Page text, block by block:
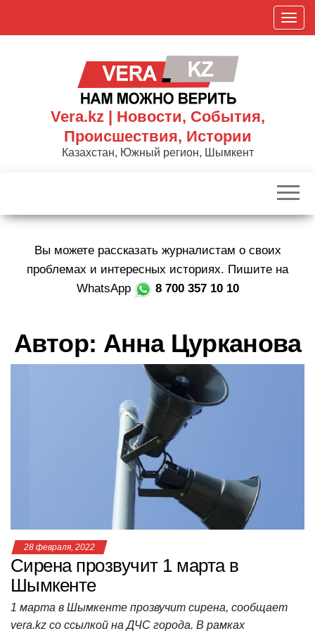
П
о
к
р
и
г
Vera.kz | Новости, События,
Происшествия, Истории
Казахстан, Южный регион, Шымкент
Вы можете рассказать журналистам о своих
проблемах и интересных историях. Пишите на
WhatsApp
8 700 357 10 10
Автор: Анна Цурканова
28 февраля, 2022
Сирена прозвучит 1 марта в
Шымкенте
1 марта в Шымкенте прозвучит сирена, сообщает
vera.kz со ссылкой на ДЧС города. В рамках